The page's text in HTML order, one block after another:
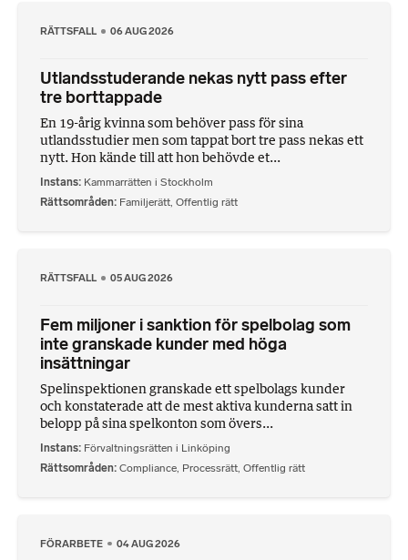
RÄTTSFALL 06 AUG 2026
Utlandsstuderande nekas nytt pass efter
tre borttappade
En 19-årig kvinna som behöver pass för sina
utlandsstudier men som tappat bort tre pass nekas ett
nytt. Hon kände till att hon behövde et...
Instans Kammarrätten i Stockholm
Rättsområden Familjerätt Offentlig rätt
RÄTTSFALL 05 AUG 2026
Fem miljoner i sanktion för spelbolag som
inte granskade kunder med höga
insättningar
Spelinspektionen granskade ett spelbolags kunder
och konstaterade att de mest aktiva kunderna satt in
belopp på sina spelkonton som övers...
Instans Förvaltningsrätten i Linköping
Rättsområden Compliance Processrätt Offentlig rätt
FÖRARBETE 04 AUG 2026